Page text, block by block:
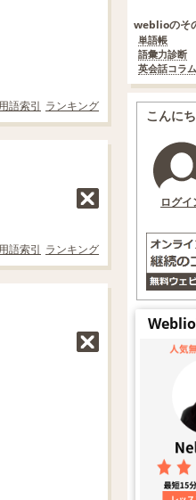
用語索引 ランキング
用語索引 ランキング
weblioのそ
単語帳
語彙力診断
英会話コラム
こんに
ログイ
Weblio